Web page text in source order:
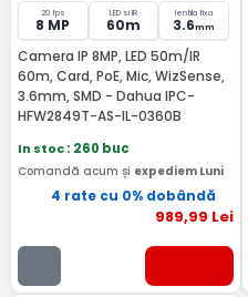
20 fps
8 MP
LED si IR
60m
lentila fixa
3.6mm
Camera IP 8MP, LED 50m/IR
60m, Card, PoE, Mic, WizSense,
3.6mm, SMD - Dahua IPC-
HFW2849T-AS-IL-0360B
In stoc: 260 buc
Comandă acum și expediem Luni
4 rate cu 0% dobândă
989,99 Lei